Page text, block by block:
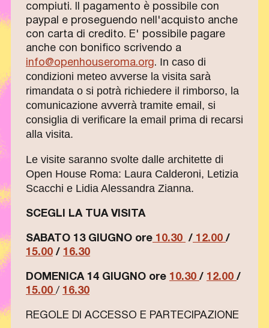
compiuti. Il pagamento è possibile con
paypal e proseguendo nell'acquisto anche
con carta di credito. E' possibile pagare
anche con bonifico scrivendo a
info@openhouseroma.org. In caso di
condizioni meteo avverse la visita sarà
rimandata o si potrà richiedere il rimborso, la
comunicazione avverrà tramite email, si
consiglia di verificare la email prima di recarsi
alla visita.
Le visite saranno svolte dalle architette di
Open House Roma: Laura Calderoni, Letizia
Scacchi e Lidia Alessandra Zianna.
SCEGLI LA TUA VISITA
SABATO 13 GIUGNO ore 10.30 / 12.00 /
15.00 / 16.30
DOMENICA 14 GIUGNO ore 10.30 / 12.00 /
15.00 / 16.30
REGOLE DI ACCESSO E PARTECIPAZIONE